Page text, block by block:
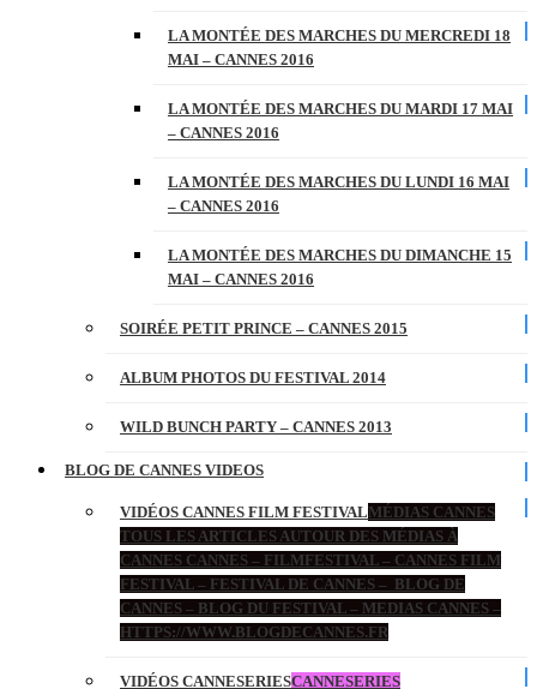
LA MONTÉE DES MARCHES DU MERCREDI 18
MAI – CANNES 2016
LA MONTÉE DES MARCHES DU MARDI 17 MAI
– CANNES 2016
LA MONTÉE DES MARCHES DU LUNDI 16 MAI
– CANNES 2016
LA MONTÉE DES MARCHES DU DIMANCHE 15
MAI – CANNES 2016
SOIRÉE PETIT PRINCE – CANNES 2015
ALBUM PHOTOS DU FESTIVAL 2014
WILD BUNCH PARTY – CANNES 2013
BLOG DE CANNES VIDEOS
VIDÉOS CANNES FILM FESTIVALMÉDIAS CANNES
TOUS LES ARTICLES AUTOUR DES MÉDIAS À
CANNES CANNES – FILMFESTIVAL – CANNES FILM
FESTIVAL – FESTIVAL DE CANNES – BLOG DE
CANNES – BLOG DU FESTIVAL – MEDIAS CANNES –
HTTPS://WWW.BLOGDECANNES.FR
VIDÉOS CANNESERIESCANNESERIES